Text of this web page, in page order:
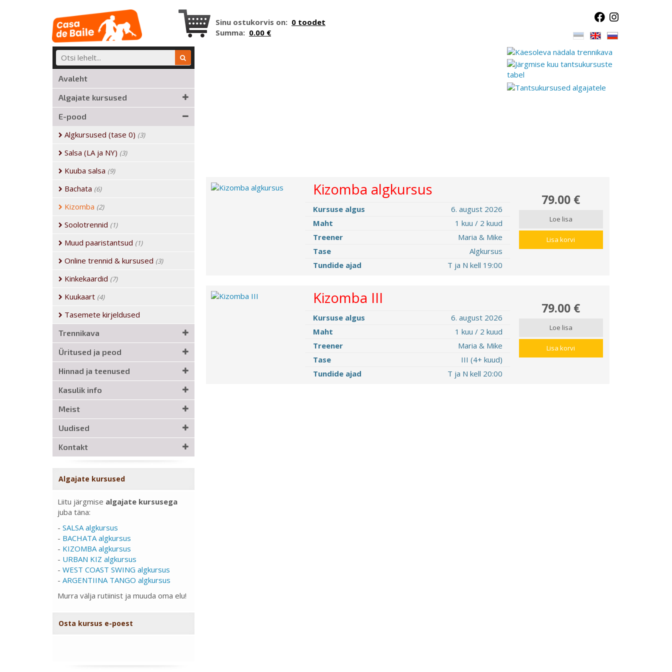
Sinu ostukorvis on: 0 toodet
Summa: 0.00 €
Avaleht
Algajate kursused
E-pood
Algkursused (tase 0) (3)
Salsa (LA ja NY) (3)
Kuuba salsa (9)
Bachata (6)
Kizomba (2)
Soolotrennid (1)
Muud paaristantsud (1)
Online trennid & kursused (3)
Kinkekaardid (7)
Kuukaart (4)
Tasemete kirjeldused
Trennikava
Üritused ja peod
Hinnad ja teenused
Kasulik info
Meist
Uudised
Kontakt
Algajate kursused
Liitu järgmise algajate kursusega
juba täna:
- SALSA algkursus
- BACHATA algkursus
- KIZOMBA algkursus
- URBAN KIZ algkursus
- WEST COAST SWING algkursus
- ARGENTIINA TANGO algkursus
Murra välja rutiinist ja muuda oma elu!
Osta kursus e-poest
Kizomba algkursus
Kursuse algus
6. august 2026
Maht
1 kuu / 2 kuud
Treener
Maria & Mike
Tase
Algkursus
Tundide ajad
T ja N kell 19:00
79.00 €
Loe lisa
Lisa korvi
Kizomba III
Kursuse algus
6. august 2026
Maht
1 kuu / 2 kuud
Treener
Maria & Mike
Tase
III (4+ kuud)
Tundide ajad
T ja N kell 20:00
79.00 €
Loe lisa
Lisa korvi